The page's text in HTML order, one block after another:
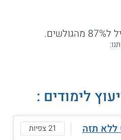
לימודים :
ללא תזה 21 צפיות